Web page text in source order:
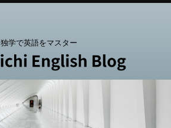
独学で英語をマスター